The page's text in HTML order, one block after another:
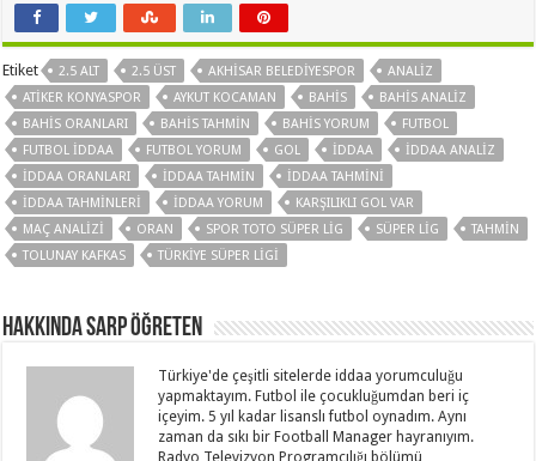
Etiket 2.5 ALT 2.5 ÜST AKHISAR BELEDIYESPOR
ANALIZ
ATIKER KONYASPOR
AYKUT KOCAMAN BAHIS
BAHIS ANALIZ
BAHIS ORANLARI
BAHIS TAHMIN BAHIS YORUM
FUTBOL
FUTBOL IDDAA
FUTBOL YORUM GOL IDDAA
IDDAA ANALIZ
IDDAA ORANLARI
IDDAA TAHMIN
IDDAA TAHMINI
IDDAA TAHMINLERI
IDDAA YORUM
KARŞILIKLI GOL VAR
MAÇ ANALIZI
ORAN SPOR TOTO SÜPER LIG SÜPER LIG
TAHMIN
TOLUNAY KAFKAS
TÜRKIYE SÜPER LIGI
Hakkında Sarp Öğreten
Türkiye'de çeşitli sitelerde iddaa yorumculuğu
yapmaktayım. Futbol ile çocukluğumdan beri iç
içeyim. 5 yıl kadar lisanslı futbol oynadım. Aynı
zaman da sıkı bir Football Manager hayranıyım.
Radyo Televizyon Programcılığı bölümü